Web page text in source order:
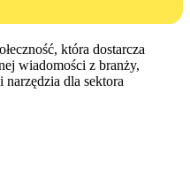
która dostarcza
wiadomości z branży,
dla sektora